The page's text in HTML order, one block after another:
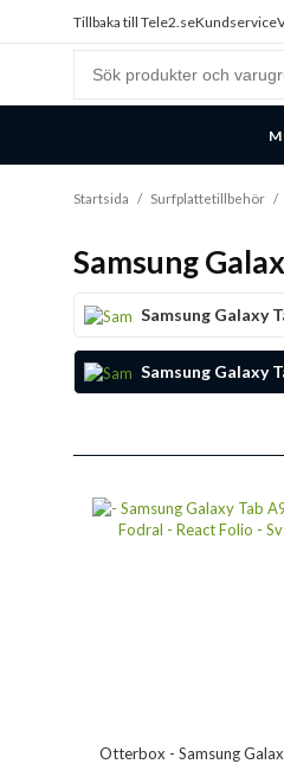
Tillbaka till Tele2.seKundservice
Startsida / Surfplattetillbehör /
Samsung
Samsung Galaxy
Samsung Galaxy
Otterbox - Samsung